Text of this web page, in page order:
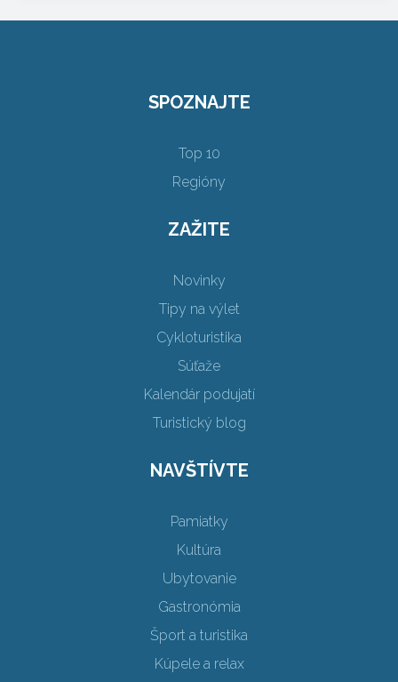
SPOZNAJTE
Top 10
Regióny
ZAŽITE
Novinky
Tipy na výlet
Cykloturistika
Súťaže
Kalendár podujatí
Turistický blog
NAVŠTÍVTE
Pamiatky
Kultúra
Ubytovanie
Gastronómia
Šport a turistika
Kúpele a relax